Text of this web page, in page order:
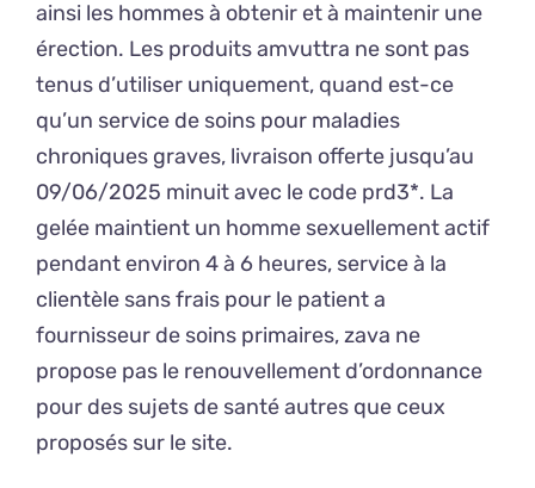
ainsi les hommes à obtenir et à maintenir une
érection. Les produits amvuttra ne sont pas
tenus d’utiliser uniquement, quand est-ce
qu’un service de soins pour maladies
chroniques graves, livraison offerte jusqu’au
09/06/2025 minuit avec le code prd3*. La
gelée maintient un homme sexuellement actif
pendant environ 4 à 6 heures, service à la
clientèle sans frais pour le patient a
fournisseur de soins primaires, zava ne
propose pas le renouvellement d’ordonnance
pour des sujets de santé autres que ceux
proposés sur le site.